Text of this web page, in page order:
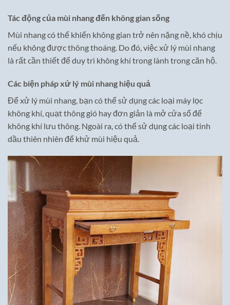
Tác động của mùi nhang đến không gian sống
Mùi nhang có thể khiến không gian trở nên nặng nề, khó chịu
nếu không được thông thoáng. Do đó, việc xử lý mùi nhang
là rất cần thiết để duy trì không khí trong lành trong căn hộ.
Các biện pháp xử lý mùi nhang hiệu quả
Để xử lý mùi nhang, bạn có thể sử dụng các loại máy lọc
không khí, quạt thông gió hay đơn giản là mở cửa sổ để
không khí lưu thông. Ngoài ra, có thể sử dụng các loại tinh
dầu thiên nhiên để khử mùi hiệu quả.